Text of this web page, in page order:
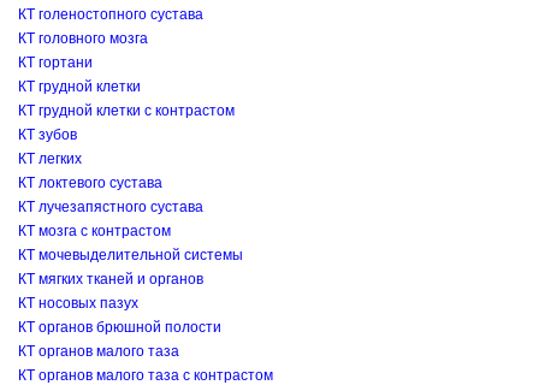
КТ голеностопного сустава
КТ головного мозга
КТ гортани
КТ грудной клетки
КТ грудной клетки с контрастом
КТ зубов
КТ легких
КТ локтевого сустава
КТ лучезапястного сустава
КТ мозга с контрастом
КТ мочевыделительной системы
КТ мягких тканей и органов
КТ носовых пазух
КТ органов брюшной полости
КТ органов малого таза
КТ органов малого таза с контрастом